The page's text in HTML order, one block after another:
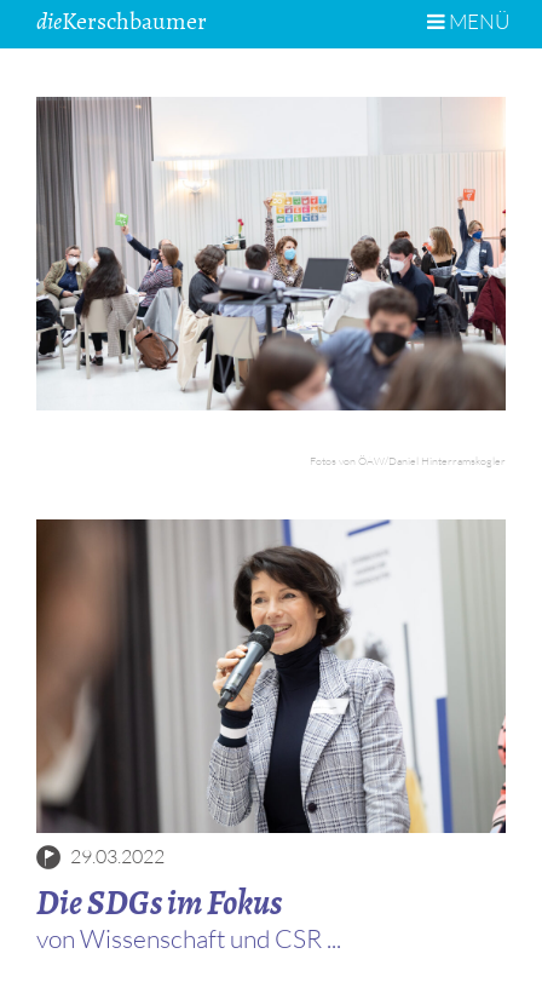
dieKerschbaumer MENÜ
Fotos von ÖAW/Daniel Hinterramskogler
29.03.2022
Die SDGs im Fokus
von Wissenschaft und CSR ...